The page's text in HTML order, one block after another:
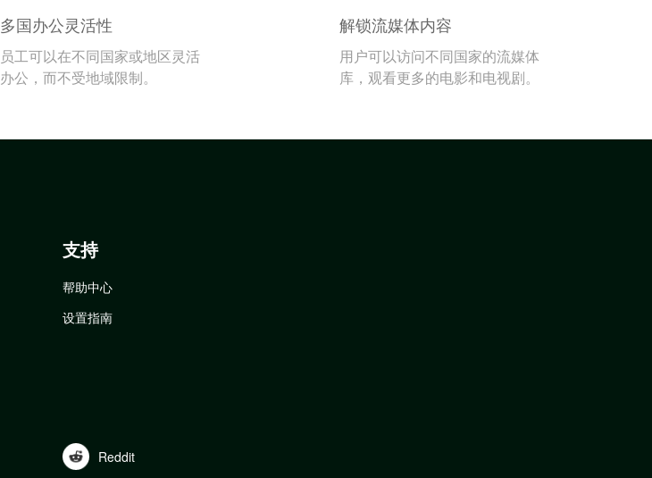
多国办公灵活性
员工可以在不同国家或地区灵活
办公，而不受地域限制。
解锁流媒体内容
用户可以访问不同国家的流媒体
库，观看更多的电影和电视剧。
支持
帮助中心
设置指南
Reddit